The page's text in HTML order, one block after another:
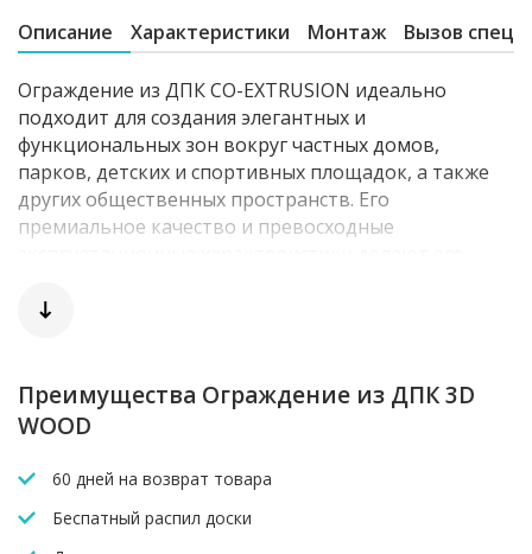
Описание Характеристики Монтаж Вызов
Ограждение из ДПК CO-EXTRUSION идеально
подходит для создания элегантных и
функциональных зон вокруг частных домов,
парков, детских и спортивных площадок, а также
других общественных пространств. Его
премиальное качество и превосходные
долговечность и безупречный внешний вид.
современных строительных материалов:
долговечность, устойчивость к внешним
Благодаря применению технологии CO-EXTRUSION,
для вашего дома или объекта, сохраняя свои
Преимущества Ограждение из ДПК 3D
WOOD
60 дней на возврат товара
Беспатный распил доски